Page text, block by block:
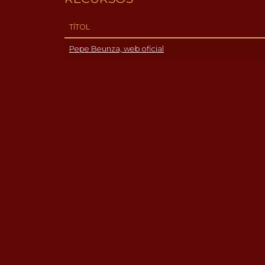
TÍTOL
Pepe Beunza, web oficial